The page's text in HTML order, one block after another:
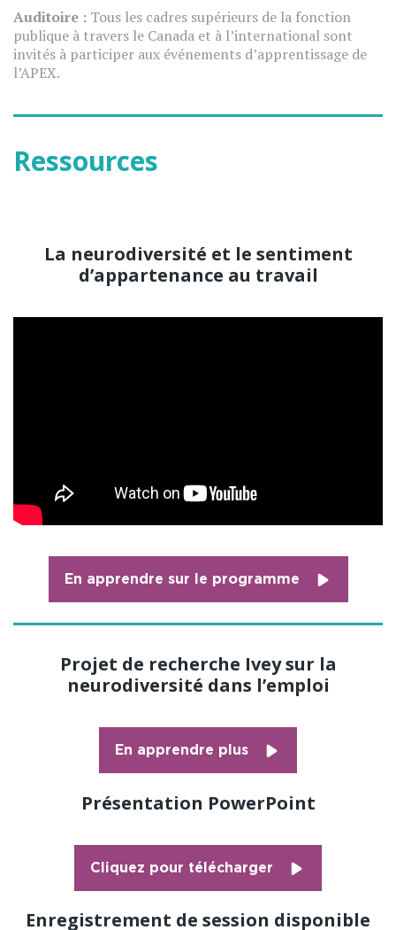
Auditoire : Tous les cadres supérieurs de la fonction
publique à travers le Canada et à l’international sont
invités à participer aux événements d’apprentissage de
l’APEX.
Ressources
La neurodiversité et le sentiment
d’appartenance au travail
En apprendre sur le programme
Projet de recherche Ivey sur la
neurodiversité dans l’emploi
En apprendre plus
Présentation PowerPoint
Cliquez pour télécharger
Enregistrement de session disponible